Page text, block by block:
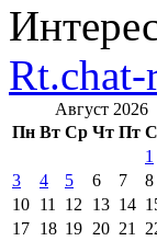
Август 2026
Пн Вт Ср Чт Пт
1
3
4 5 6 7 8
10 11 12 13 14
17 18 19 20 21